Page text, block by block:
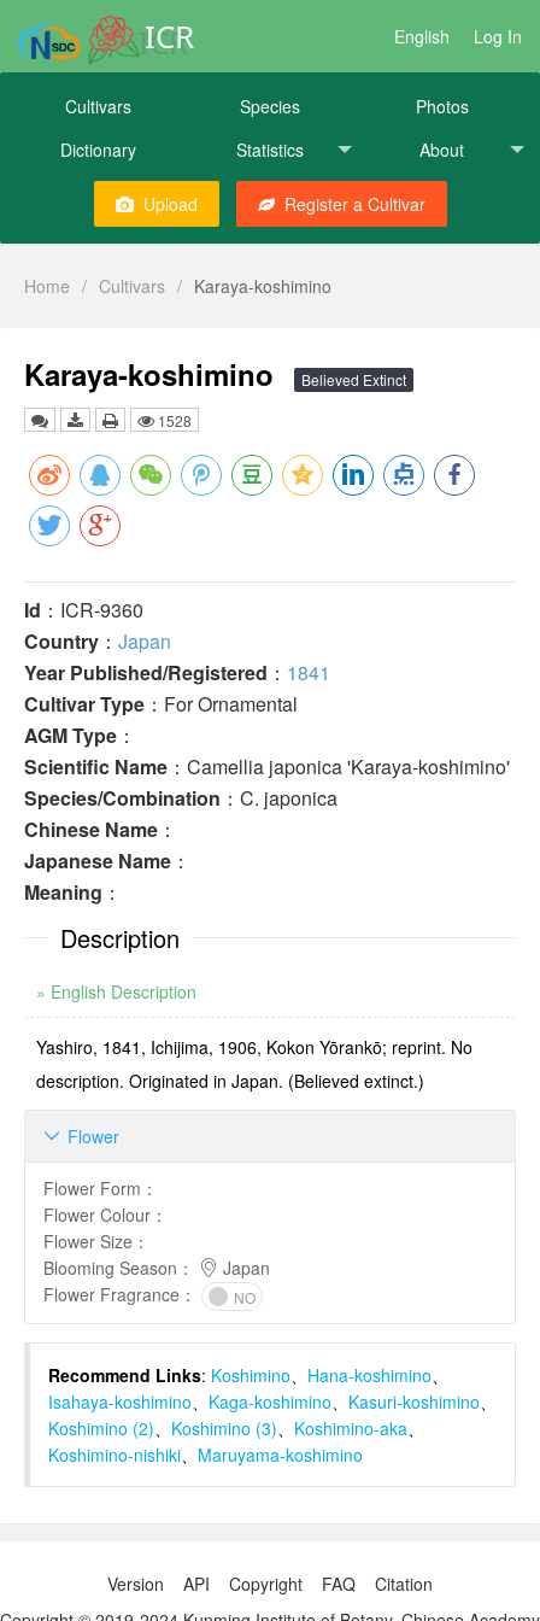
ICR English Log In
Cultivars Species
Photos
Dictionary
Statistics About
Upload Register a Cultivar
Home / Cultivars / Karaya-koshimino
Karaya-koshimino
Believed Extinct
1528
Id ：ICR-9360
Country ： Japan
Year Published/Registered ： 1841
Cultivar Type ：For Ornamental
AGM Type ：
Scientific Name ：Camellia japonica 'Karaya-koshimino'
Species/Combination ：C. japonica
Chinese Name ：
Japanese Name ：
Meaning ：
Description
» English Description
Yashiro, 1841, Ichijima, 1906, Kokon Yōrankō; reprint. No
description. Originated in Japan. (Believed extinct.)
Flower

Flower Form ：
Flower Colour ：
Flower Size ：
Blooming Season ：
Japan
Flower Fragrance ： NO
Recommend Links: Koshimino、 Hana-koshimino、
Isahaya-koshimino、 Kaga-koshimino、 Kasuri-koshimino、
Koshimino (2)、 Koshimino (3)、 Koshimino-aka、
Koshimino-nishiki、 Maruyama-koshimino
Version API Copyright FAQ
Citation